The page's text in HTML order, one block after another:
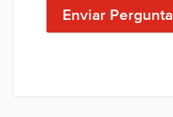
Enviar Pergunta